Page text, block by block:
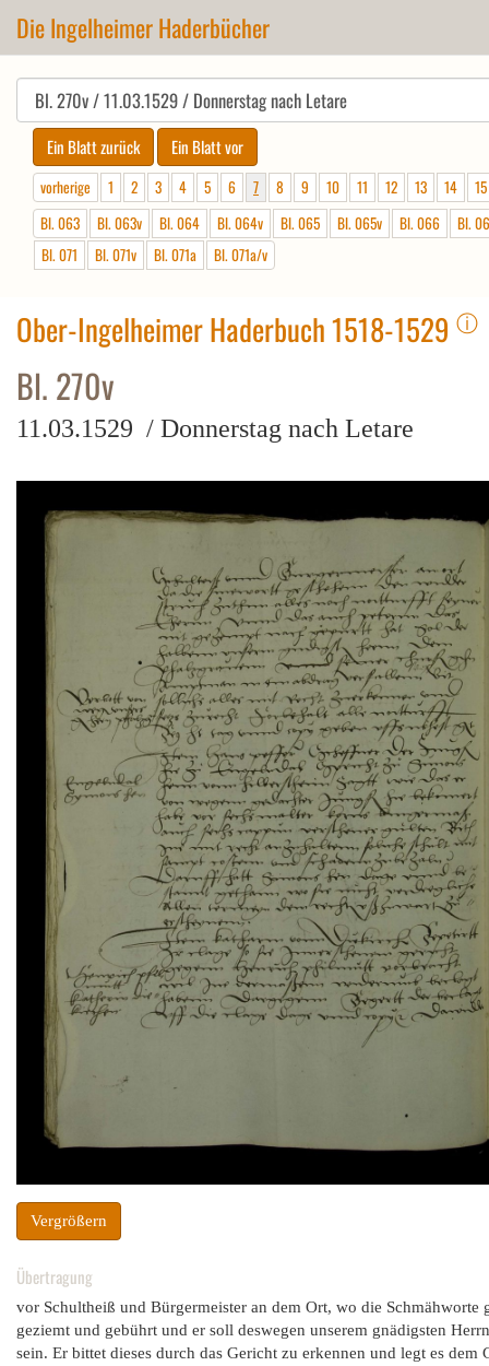
Die Ingelheimer Haderbücher
vorherige 1 2 3 4 5 6 7 8 9 10 11 12 13 14
15
Bl. 063
Bl. 063v Bl. 064 Bl. 064v Bl. 065 Bl. 065v Bl. 066
Bl.
Bl. 071
Bl. 071v Bl. 071a Bl. 071a/v
Ober-Ingelheimer Haderbuch 1518-1529 ⓘ
Bl. 270v
11.03.1529 / Donnerstag nach Letare
Vergrößern
Übertragung
vor Schultheiß und Bürgermeister an dem Ort, wo die Schmähworte
geziemt und gebührt und er soll deswegen unserem gnädigsten
sein. Er bittet dieses durch das Gericht zu erkennen und legt es